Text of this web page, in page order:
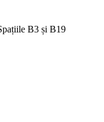
B3 și B19